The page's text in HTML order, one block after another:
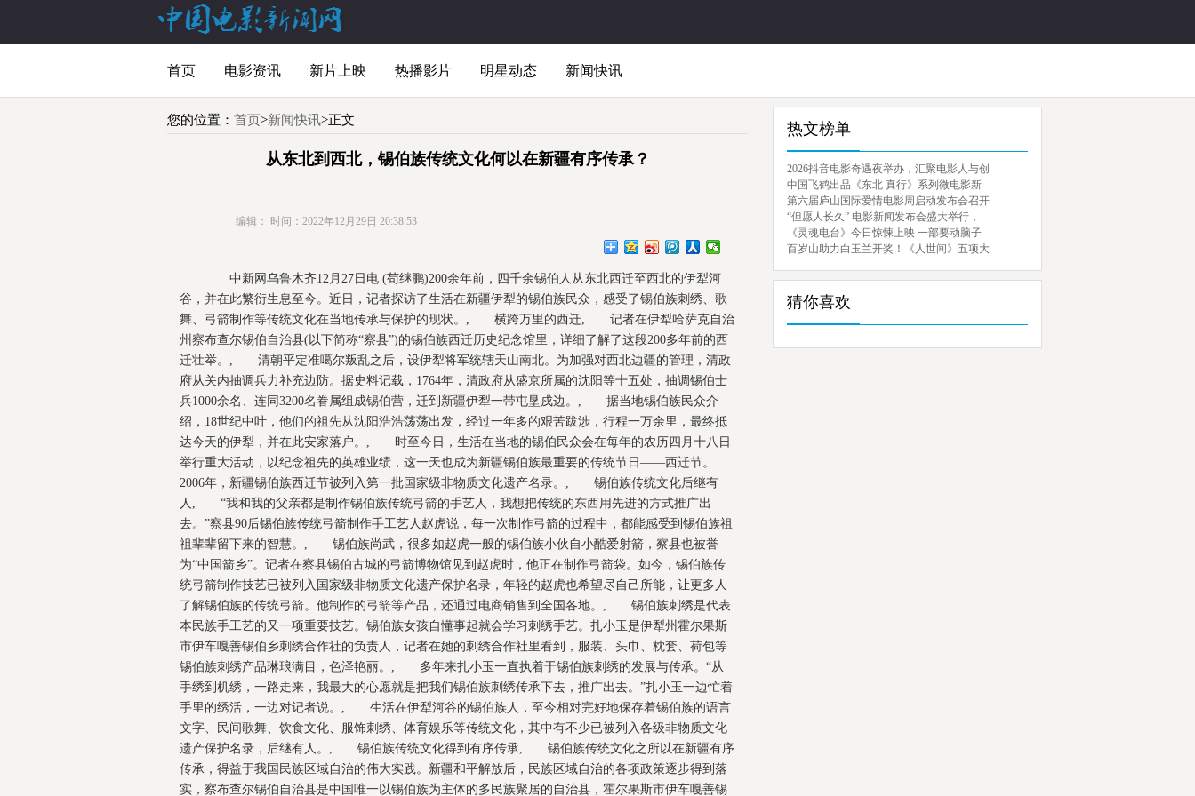
首页 电影资讯 新片上映 热播影片 明星动态 新闻快讯
您的位置： 首页>新闻快讯>正文
从东北到西北，锡伯族传统文化何以在新疆有序传承？
编辑： 时间：2022年12月29日 20:38:53
中新网乌鲁木齐12月27日电 (苟继鹏)200余年前，四千余锡伯人从东北西迁至西北的伊犁河
谷，并在此繁衍生息至今。近日，记者探访了生活在新疆伊犁的锡伯族民众，感受了锡伯族刺绣、歌
舞、弓箭制作等传统文化在当地传承与保护的现状。, 横跨万里的西迁, 记者在伊犁哈萨克自治
州察布查尔锡伯自治县(以下简称“察县”)的锡伯族西迁历史纪念馆里，详细了解了这段200多年前的西
迁壮举。, 清朝平定准噶尔叛乱之后，设伊犁将军统辖天山南北。为加强对西北边疆的管理，清政
府从关内抽调兵力补充边防。据史料记载，1764年，清政府从盛京所属的沈阳等十五处，抽调锡伯士
兵1000余名、连同3200名眷属组成锡伯营，迁到新疆伊犁一带屯垦戍边。, 据当地锡伯族民众介
绍，18世纪中叶，他们的祖先从沈阳浩浩荡荡出发，经过一年多的艰苦跋涉，行程一万余里，最终抵
达今天的伊犁，并在此安家落户。, 时至今日，生活在当地的锡伯民众会在每年的农历四月十八日
举行重大活动，以纪念祖先的英雄业绩，这一天也成为新疆锡伯族最重要的传统节日——西迁节。
2006年，新疆锡伯族西迁节被列入第一批国家级非物质文化遗产名录。, 锡伯族传统文化后继有
人, “我和我的父亲都是制作锡伯族传统弓箭的手艺人，我想把传统的东西用先进的方式推广出
去。”察县90后锡伯族传统弓箭制作手工艺人赵虎说，每一次制作弓箭的过程中，都能感受到锡伯族祖
祖辈辈留下来的智慧。, 锡伯族尚武，很多如赵虎一般的锡伯族小伙自小酷爱射箭，察县也被誉
为“中国箭乡”。记者在察县锡伯古城的弓箭博物馆见到赵虎时，他正在制作弓箭袋。如今，锡伯族传
统弓箭制作技艺已被列入国家级非物质文化遗产保护名录，年轻的赵虎也希望尽自己所能，让更多人
了解锡伯族的传统弓箭。他制作的弓箭等产品，还通过电商销售到全国各地。, 锡伯族刺绣是代表
本民族手工艺的又一项重要技艺。锡伯族女孩自懂事起就会学习刺绣手艺。扎小玉是伊犁州霍尔果斯
市伊车嘎善锡伯乡刺绣合作社的负责人，记者在她的刺绣合作社里看到，服装、头巾、枕套、荷包等
锡伯族刺绣产品琳琅满目，色泽艳丽。, 多年来扎小玉一直执着于锡伯族刺绣的发展与传承。“从
手绣到机绣，一路走来，我最大的心愿就是把我们锡伯族刺绣传承下去，推广出去。”扎小玉一边忙着
手里的绣活，一边对记者说。, 生活在伊犁河谷的锡伯族人，至今相对完好地保存着锡伯族的语言
文字、民间歌舞、饮食文化、服饰刺绣、体育娱乐等传统文化，其中有不少已被列入各级非物质文化
遗产保护名录，后继有人。, 锡伯族传统文化得到有序传承, 锡伯族传统文化之所以在新疆有序
传承，得益于我国民族区域自治的伟大实践。新疆和平解放后，民族区域自治的各项政策逐步得到落
实，察布查尔锡伯自治县是中国唯一以锡伯族为主体的多民族聚居的自治县，霍尔果斯市伊车嘎善锡
热文榜单
2026抖音电影奇遇夜举办，汇聚电影人与创
中国飞鹤出品《东北 真行》系列微电影新
第六届庐山国际爱情电影周启动发布会召开
“但愿人长久” 电影新闻发布会盛大举行，
《灵魂电台》今日惊悚上映 一部要动脑子
百岁山助力白玉兰开奖！《人世间》五项大
猜你喜欢